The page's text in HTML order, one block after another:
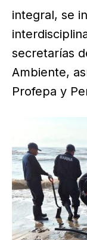
integral, se
secretarías
Ambiente,
Profepa y